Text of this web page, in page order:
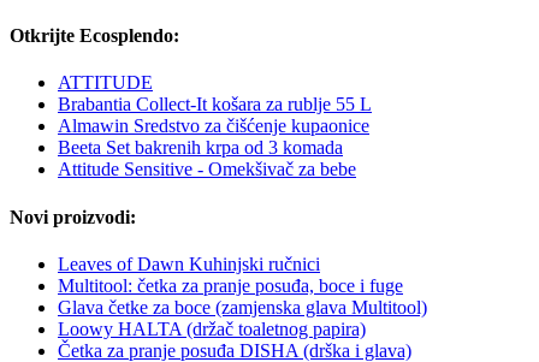
Otkrijte Ecosplendo:
ATTITUDE
Brabantia Collect-It košara za rublje 55 L
Almawin Sredstvo za čišćenje kupaonice
Beeta Set bakrenih krpa od 3 komada
Attitude Sensitive - Omekšivač za bebe
Novi proizvodi:
Leaves of Dawn Kuhinjski ručnici
Multitool: četka za pranje posuđa, boce i fuge
Glava četke za boce (zamjenska glava Multitool)
Loowy HALTA (držač toaletnog papira)
Četka za pranje posuđa DISHA (drška i glava)